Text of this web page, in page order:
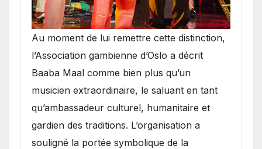
​Au moment de lui remettre cette distinction,
l’Association gambienne d’Oslo a décrit
Baaba Maal comme bien plus qu’un
musicien extraordinaire, le saluant en tant
qu’ambassadeur culturel, humanitaire et
gardien des traditions. L’organisation a
souligné la portée symbolique de la